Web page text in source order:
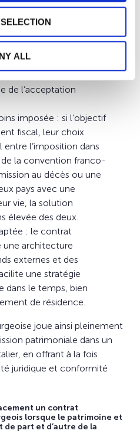
ALL
entre plusieurs
de la transmission
dans la donation,
disposition des fonds
de l’acceptation
imposée : si l’objectif
fiscal, leur choix
l’imposition dans
la convention franco-
au décès ou une
pays avec une
vie, la solution
élevée des deux.
: le contrat
architecture
externes et des
une stratégie
dans le temps, bien
de résidence.
joue ainsi pleinement
patrimoniale dans un
en offrant à la fois
juridique et conformité
un contrat
lorsque le patrimoine et
part et d’autre de la